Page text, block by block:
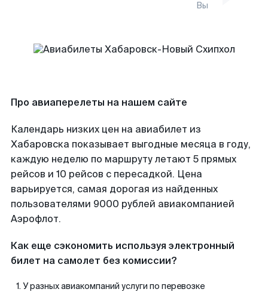
Вы
Про авиаперелеты на нашем сайте
Календарь низких цен на авиабилет из
Хабаровска показывает выгодные месяца в году,
каждую неделю по маршруту летают 5 прямых
рейсов и 10 рейсов с пересадкой. Цена
варьируется, самая дорогая из найденных
пользователями 9000 рублей авиакомпанией
Аэрофлот.
Как еще сэкономить используя электронный
билет на самолет без комиссии?
У разных авиакомпаний услуги по перевозке